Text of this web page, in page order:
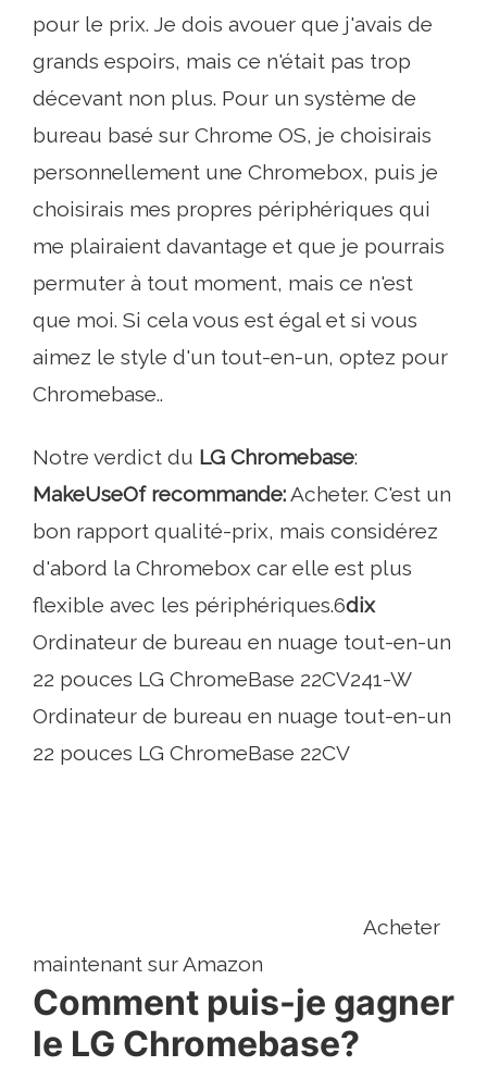
pour le prix. Je dois avouer que j'avais de
grands espoirs, mais ce n'était pas trop
décevant non plus. Pour un système de
bureau basé sur Chrome OS, je choisirais
personnellement une Chromebox, puis je
choisirais mes propres périphériques qui
me plairaient davantage et que je pourrais
permuter à tout moment, mais ce n'est
que moi. Si cela vous est égal et si vous
aimez le style d'un tout-en-un, optez pour
Chromebase..
Notre verdict du LG Chromebase:
MakeUseOf recommande:Acheter. C'est un
bon rapport qualité-prix, mais considérez
d'abord la Chromebox car elle est plus
flexible avec les périphériques.6dix
Ordinateur de bureau en nuage tout-en-un
22 pouces LG ChromeBase 22CV241-W
Ordinateur de bureau en nuage tout-en-un
22 pouces LG ChromeBase 22CV
Acheter
maintenant sur Amazon
Comment puis-je gagner
le LG Chromebase?